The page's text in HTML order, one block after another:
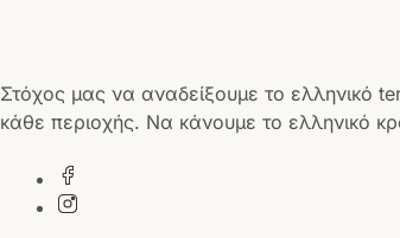
Στόχος μας να αναδείξουμε το ελληνικό
κάθε περιοχής. Να κάνουμε το ελληνικό